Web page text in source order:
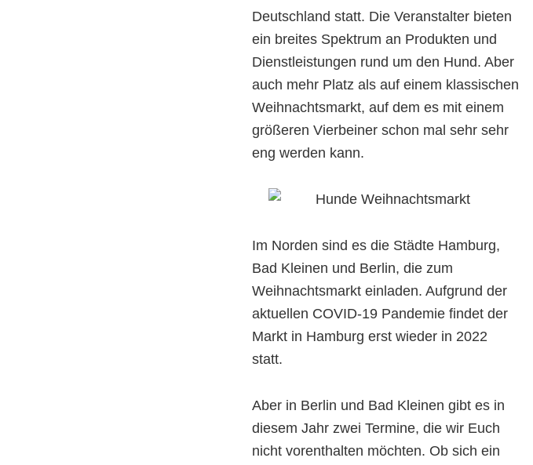
Deutschland statt. Die Veranstalter bieten
ein breites Spektrum an Produkten und
Dienstleistungen rund um den Hund. Aber
auch mehr Platz als auf einem klassischen
Weihnachtsmarkt, auf dem es mit einem
größeren Vierbeiner schon mal sehr sehr
eng werden kann.
Im Norden sind es die Städte Hamburg,
Bad Kleinen und Berlin, die zum
Weihnachtsmarkt einladen. Aufgrund der
aktuellen COVID-19 Pandemie findet der
Markt in Hamburg erst wieder in 2022
statt.
Aber in Berlin und Bad Kleinen gibt es in
diesem Jahr zwei Termine, die wir Euch
nicht vorenthalten möchten. Ob sich ein